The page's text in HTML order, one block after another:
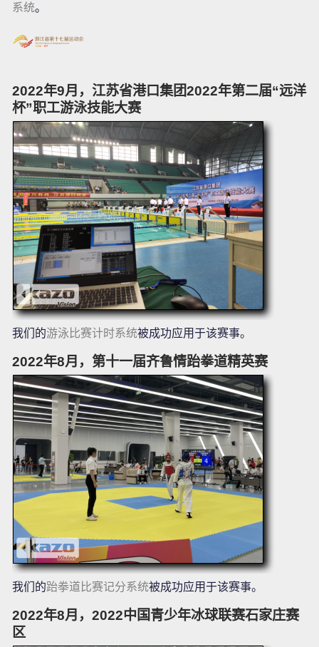
系统。
2022年9月，江苏省港口集团2022年第二届“远洋
杯”职工游泳技能大赛
我们的游泳比赛计时系统被成功应用于该赛事。
2022年8月，第十一届齐鲁情跆拳道精英赛
我们的跆拳道比赛记分系统被成功应用于该赛事。
2022年8月，2022中国青少年冰球联赛石家庄赛
区